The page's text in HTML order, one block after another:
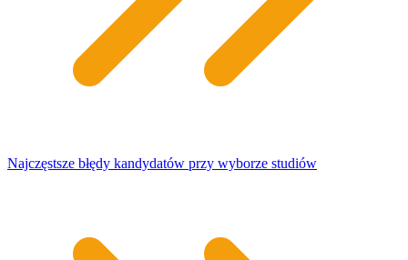
Najczęstsze błędy kandydatów przy wyborze studiów